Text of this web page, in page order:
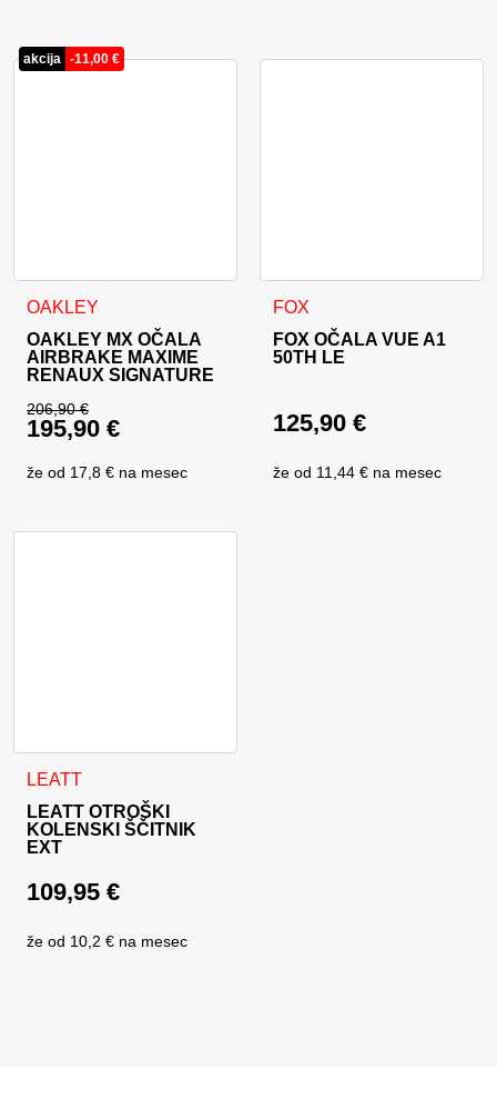
akcija -11,00 €
OAKLEY
OAKLEY MX OČALA
AIRBRAKE MAXIME
RENAUX SIGNATURE
206,90€
Izvirna cena je bila: 206,90 €.
195,90 €
že od 17,8 € na mesec
FOX
FOX OČALA VUE A1
50TH LE
125,90 €
že od 11,44 € na mesec
LEATT
LEATT OTROŠKI
KOLENSKI ŠČITNIK
EXT
109,95 €
že od 10,2 € na mesec